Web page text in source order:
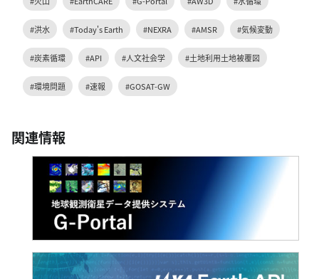
#洪水 #Today's Earth #NEXRA #AMSR #気候変動
#炭素循環 #API #人文社会学 #土地利用土地被覆図
#環境問題 #速報 #GOSAT-GW
関連情報